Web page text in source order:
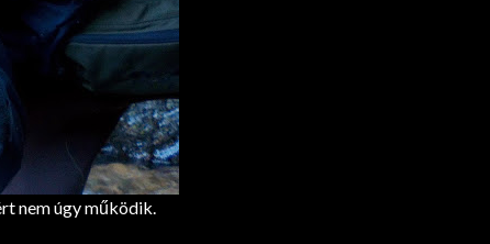
nem úgy működik.